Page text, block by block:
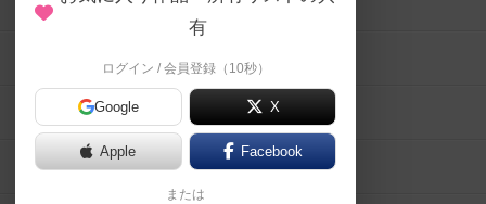
有
ログイン / 会員登録（10秒）
Google X
Apple Facebook
または
メカニクス特集
掲示板・トピックス
ボドとも・会員一覧
ボードゲーム業界コラム